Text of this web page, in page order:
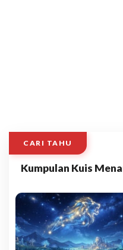
CARI TAHU
Kumpulan Kuis